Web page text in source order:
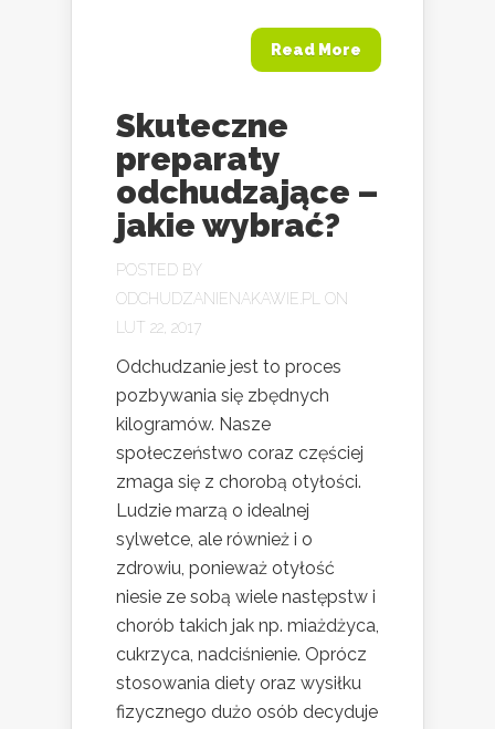
Read More
Skuteczne
preparaty
odchudzające –
jakie wybrać?
POSTED BY
ODCHUDZANIENAKAWIE.PL
ON
LUT 22, 2017
Odchudzanie jest to proces
pozbywania się zbędnych
kilogramów. Nasze
społeczeństwo coraz częściej
zmaga się z chorobą otyłości.
Ludzie marzą o idealnej
sylwetce, ale również i o
zdrowiu, ponieważ otyłość
niesie ze sobą wiele następstw i
chorób takich jak np. miażdżyca,
cukrzyca, nadciśnienie. Oprócz
stosowania diety oraz wysiłku
fizycznego dużo osób decyduje